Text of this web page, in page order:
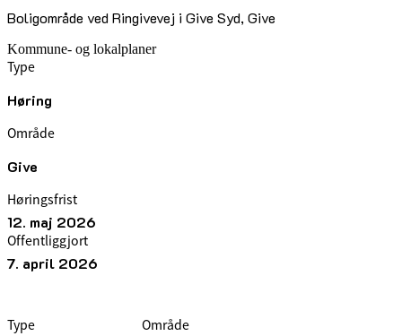
Boligområde ved Ringivevej i Give Syd, Give
Kommune- og lokalplaner
Type
Høring
Område
Give
Høringsfrist
12. maj 2026
Offentliggjort
7. april 2026
Type Område